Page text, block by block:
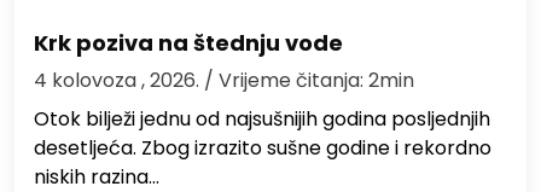
Krk poziva na štednju vode
4 kolovoza , 2026. / Vrijeme čitanja: 2min
Otok bilježi jednu od najsušnijih godina posljednjih
desetljeća. Zbog izrazito sušne godine i rekordno
niskih razina…